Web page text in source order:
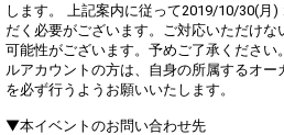
します。 上記案内に従って2019/10/30(月
だく必要がございます。ご対応いただけ
可能性がございます。予めご了承ください
ルアカウントの方は、自身の所属するオ
を必ず行うようお願いいたします。
▼本イベントのお問い合わせ先